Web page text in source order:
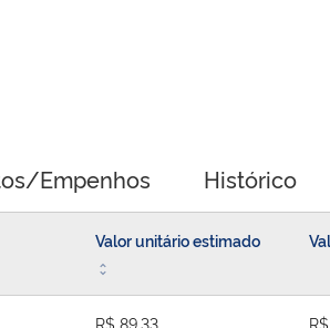
Empenhos Histórico
Valor unitário estimado
R$ 89,33